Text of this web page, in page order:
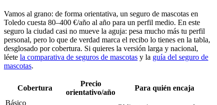
Vamos al grano: de forma orientativa, un seguro de mascotas en
Toledo cuesta 80–400 €/año al año para un perfil medio. En este
seguro la ciudad casi no mueve la aguja: pesa mucho más tu perfil
personal, pero lo que de verdad marca el recibo lo tienes en la tabla,
desglosado por cobertura. Si quieres la versión larga y nacional,
léete la comparativa de seguros de mascotas y la guía del seguro de
mascotas.
Cobertura
Precio
orientativo/año
Para quién encaja
Básico